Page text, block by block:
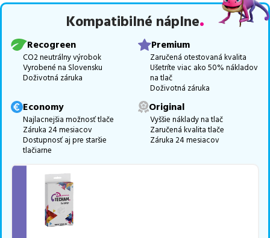
Celá táto certifikovaná ponuka, spĺňajúca normy ISO 9001 a 14001,
zaručuje bezproblémovú tlač.Najlacnejší produktu nás nájdete
Vieme, že pri nákupe zohráva dôležitú úlohu aj dostupnosť. Preto
sa snažímepravidelne naskladňovať produkty, aby boli ihneď k
dispozícii na odoslanie.
Aktuálne máme k tejto tlačiarni
Ak si pri výbere nie ste istí, ktoré riešenie je pre vaše potreby
najvhodnejšie, alebo máte akékoľvek ďalšie otázky, môžete sa na
nás kedykoľvek obrátiť e-mailom alebo telefonicky. Sme tu, aby
Kompatibilné náplne
Recogreen
CO2 neutrálny výrobok
Vyrobené na Slovensku
Doživotná záruka
Premium
Zaručená otestovaná kvalita
Ušetríte viac ako 50% nákladov
na tlač
Doživotná záruka
Economy
Najlacnejšia možnosť tlače
Záruka 24 mesiacov
Dostupnosť aj pre staršie
tlačiarne
Original
Vyššie náklady na tlač
Zaručená kvalita tlače
Záruka 24 mesiacov